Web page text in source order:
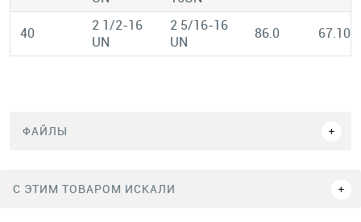
40
2 1/2-16
UN
2 5/16-16
UN
86.0 67.10
ФАЙЛЫ
C ЭТИМ ТОВАРОМ ИСКАЛИ